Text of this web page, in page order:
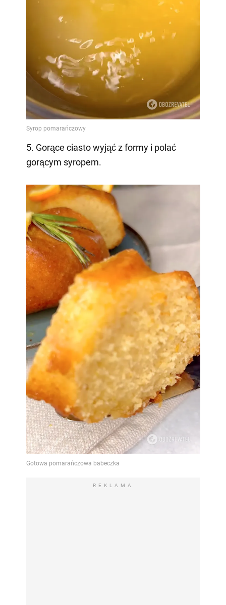
5. Gorące ciasto wyjąć z formy i polać
gorącym syropem.
REKLAMA